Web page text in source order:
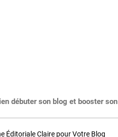
débuter son blog et booster son
Éditoriale Claire pour Votre Blog